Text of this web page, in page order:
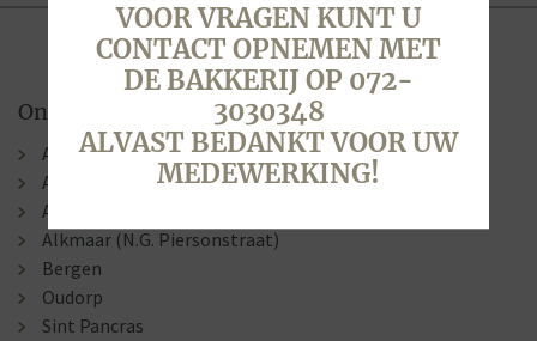
Onze winkels
Alkmaar (Berenkoog)
Alkmaar (Stationsweg)
Alkmaar (Laat )
Alkmaar (N.G. Piersonstraat)
Bergen
Oudorp
Sint Pancras
VOOR VRAGEN KUNT U
CONTACT OPNEMEN MET
DE BAKKERIJ OP 072-
3030348
ALVAST BEDANKT VOOR UW
MEDEWERKING!